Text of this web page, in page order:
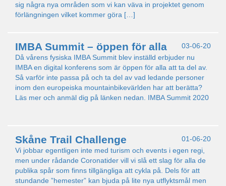
sig några nya områden som vi kan väva in projektet genom
förlängningen vilket kommer göra […]
03-06-20
IMBA Summit – öppen för alla
Då vårens fysiska IMBA Summit blev inställd erbjuder nu
IMBA en digital konferens som är öppen för alla att ta del av.
Så varför inte passa på och ta del av vad ledande personer
inom den europeiska mountainbikevärlden har att berätta?
Läs mer och anmäl dig på länken nedan. IMBA Summit 2020
01-06-20
Skåne Trail Challenge
Vi jobbar egentligen inte med turism och events i egen regi,
men under rådande Coronatider vill vi slå ett slag för alla de
publika spår som finns tillgängliga att cykla på. Dels för att
stundande ”hemester” kan bjuda på lite nya utflyktsmål men